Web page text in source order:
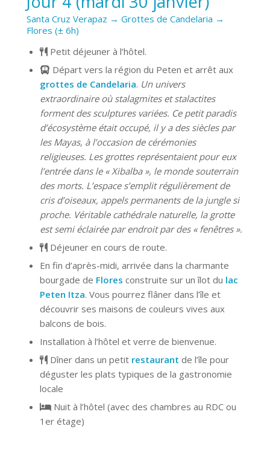
Santa Cruz Verapaz → Grottes de Candelaria →
Flores (± 6h)
Petit déjeuner à l’hôtel.
Départ vers la région du Peten et arrêt aux
grottes de Candelaria. Un univers
extraordinaire où stalagmites et stalactites
forment des sculptures variées. Ce petit paradis
d’écosystème était occupé, il y a des siècles par
les Mayas, à l’occasion de cérémonies
religieuses. Les grottes représentaient pour eux
l’entrée dans le « Xibalba », le monde souterrain
des morts. L’espace s’emplit régulièrement de
cris d’oiseaux, appels permanents de la jungle si
proche. Véritable cathédrale naturelle, la grotte
est semi éclairée par endroit par des « fenêtres ».
Déjeuner en cours de route.
En fin d’après-midi, arrivée dans la charmante
bourgade de Flores construite sur un îlot du lac
Peten Itza. Vous pourrez flâner dans l’île et
découvrir ses maisons de couleurs vives aux
balcons de bois.
Installation à l’hôtel et verre de bienvenue.
Dîner dans un petit restaurant de l’île pour
déguster les plats typiques de la gastronomie
locale
Nuit à l’hôtel (avec des chambres au RDC ou
1er étage)